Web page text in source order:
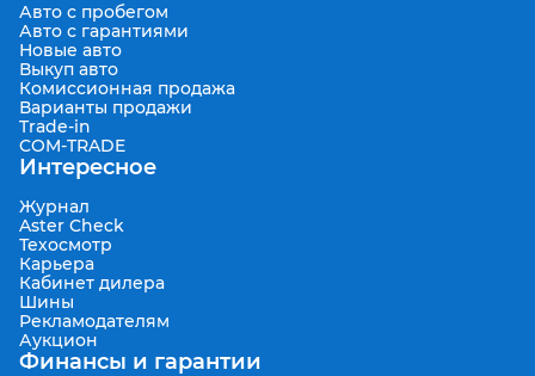
Авто с пробегом
Авто с гарантиями
Новые авто
Выкуп авто
Комиссионная продажа
Варианты продажи
Trade-in
COM-TRADE
Интересное
Журнал
Aster Check
Техосмотр
Карьера
Кабинет дилера
Шины
Рекламодателям
Аукцион
Финансы и гарантии